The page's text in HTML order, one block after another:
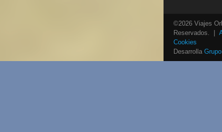
©2026 Viajes
Reservados. |
Cookies
Desarrolla